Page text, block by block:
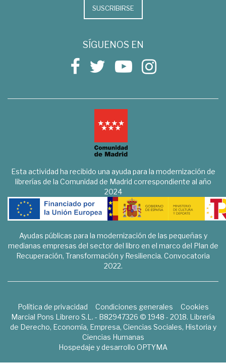
SUSCRIBIRSE
SÍGUENOS EN
Esta actividad ha recibido una ayuda para la modernización de
librerías de la Comunidad de Madrid correspondiente al año
2024
Ayudas públicas para la modernización de las pequeñas y
medianas empresas del sector del libro en el marco del Plan de
Recuperación, Transformación y Resiliencia. Convocatoria
2022.
Política de privacidad Condiciones generales
Cookies
Marcial Pons Librero S.L. - B82947326 © 1948 - 2018. Librería
de Derecho, Economía, Empresa, Ciencias Sociales, Historia y
Ciencias Humanas
Hospedaje y desarrollo OPTYMA